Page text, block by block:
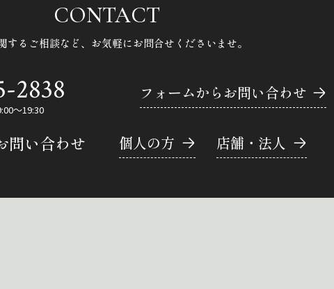
CONTACT
するご相談など、 お気軽にお問合せくださいませ。
2838
～19:30
フォームからお問い合わせ
い合わせ 個人の方 店舗・法人